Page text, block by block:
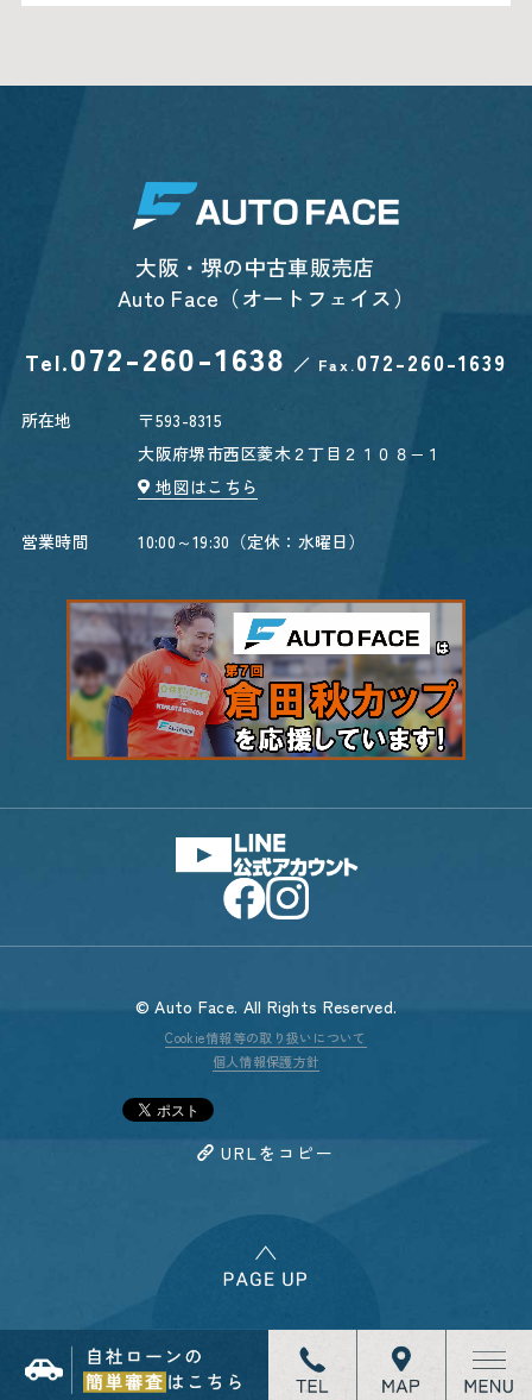
大阪・堺の中古車販売店
Auto Face（オートフェイス）
Tel.072-260-1638 ／ Fax. 072-260-1639
所在地
〒593-8315
大阪府堺市西区菱木２丁目２１０８−１
地図はこちら
営業時間 10:00～19:30（定休：水曜日）
© Auto Face. All Rights Reserved.
Cookie情報等の取り扱いについて
個人情報保護方針
URLをコピー